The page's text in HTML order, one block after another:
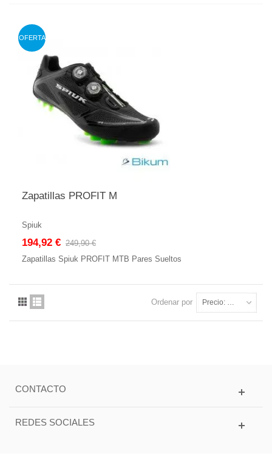
OFERTA
Zapatillas PROFIT M
Spiuk
194,92 € 249,90 €
Zapatillas Spiuk PROFIT MTB Pares Sueltos
Ordenar por
CONTACTO
REDES SOCIALES